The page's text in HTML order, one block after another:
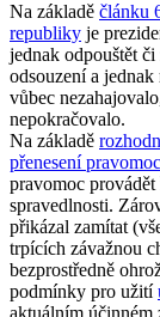
Na základě článku
republiky je
jednak odpouštět
odsouzení a
vůbec
nepokračovalo.
Na základě
přenesení
pravomoc
spravedlnosti.
přikázal zamítat
trpících závažnou
bezprostředně
podmínky pro užití
aktuálním účinném